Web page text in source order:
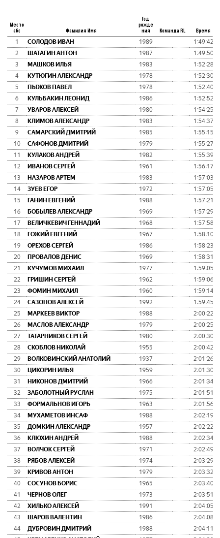
Место
абс
Фамилия Имя
Год
рожде
ния
Команда RL Время
1 СОЛОДОВ ИВАН 1989
1:49:42
2
ШАТАГИН АНТОН 1987
1:49:50
3
МАШКОВ ИЛЬЯ 1983
1:52:28
4
КУТЮГИН АЛЕКСАНДР 1978
1:52:30
5
ПЫЖОВ ПАВЕЛ 1978
1:52:40
6
КУЛЬБАКИН ЛЕОНИД 1986
1:52:52
7
УВАРОВ АЛЕКСЕЙ 1980
1:54:25
8
КЛИМОВ АЛЕКСАНДР 1983
1:54:37
9
САМАРСКИЙ ДМИТРИЙ 1985
1:55:15
10
САФОНОВ ДМИТРИЙ 1979
1:55:27
11
КУЛАКОВ АНДРЕЙ 1982
1:55:39
12
ИВАНОВ СЕРГЕЙ 1961
1:56:17
13
НАЗАРОВ АРТЕМ 1983
1:57:03
14
ЗУЕВ ЕГОР 1972
1:57:05
15
ГАНИН ЕВГЕНИЙ 1988
1:57:21
16
БОБЫЛЕВ АЛЕКСАНДР 1969
1:57:29
17
ВЕЛИЧКЕВИЧ ГЕННАДИЙ 1968
1:57:58
18
ГОЖИЙ ЕВГЕНИЙ 1967
1:58:10
19
ОРЕХОВ СЕРГЕЙ 1986
1:58:23
20
ПРОВАЛОВ ДЕНИС 1969
1:58:31
21
КУЧУМОВ МИХАИЛ 1977
1:59:05
22
ГРИШИН СЕРГЕЙ 1962
1:59:06
23
ФОМИН МИХАИЛ 1960
1:59:14
24
САЗОНОВ АЛЕКСЕЙ 1992
1:59:45
25
МАРКЕЕВ ВИКТОР 1988
2:00:22
26
МАСЛОВ АЛЕКСАНДР 1979
2:00:25
27
ТАТАРНИКОВ СЕРГЕЙ 1980
2:00:30
28
СКОБЛОВ НИКОЛАЙ 1955
2:00:42
29
ВОЛКОВИНСКИЙ АНАТОЛИЙ 1937
2:01:26
30
ЦИКОРИН ИЛЬЯ 1959
2:01:30
31
НИКОНОВ ДМИТРИЙ 1966
2:01:34
32
ЗАБОЛОТНЫЙ РУСЛАН 1975
2:01:51
33
ФОРМАЛЬНОВ ИГОРЬ 1963
2:01:56
34
МУХАМЕТОВ ИНСАФ 1988
2:02:19
35
ДОМКИН АЛЕКСАНДР 1957
2:02:22
36
КЛЮХИН АНДРЕЙ 1988
2:02:34
37
ВОЛЧОК СЕРГЕЙ 1971
2:02:49
38
РЯБОВ АЛЕКСЕЙ 1974
2:03:29
39
КРИВОВ АНТОН 1979
2:03:32
40
СОСУНОВ БОРИС 1965
2:03:40
41
ЧЕРНОВ ОЛЕГ 1973
2:03:51
42
ХИЛЬКО АЛЕКСЕЙ 1991
2:04:05
43
ШАРОВ ВАЛЕНТИН 1986
2:04:08
44
ДУБРОВИН ДМИТРИЙ 1988
2:04:11